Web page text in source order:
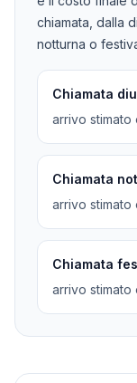
chiamata, dalla
notturna o
Chiamata
arrivo stimato
Chiamata
arrivo stimato
Chiamata
arrivo stimato